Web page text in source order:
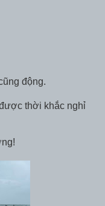
động.
thời khắc nghỉ